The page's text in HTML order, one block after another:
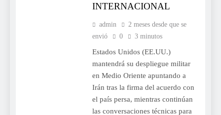
INTERNACIONAL
admin
2 meses desde que se
envió
0 3 minutos
Estados Unidos (EE.UU.)
mantendrá su despliegue militar
en Medio Oriente apuntando a
Irán tras la firma del acuerdo con
el país persa, mientras continúan
las conversaciones técnicas para